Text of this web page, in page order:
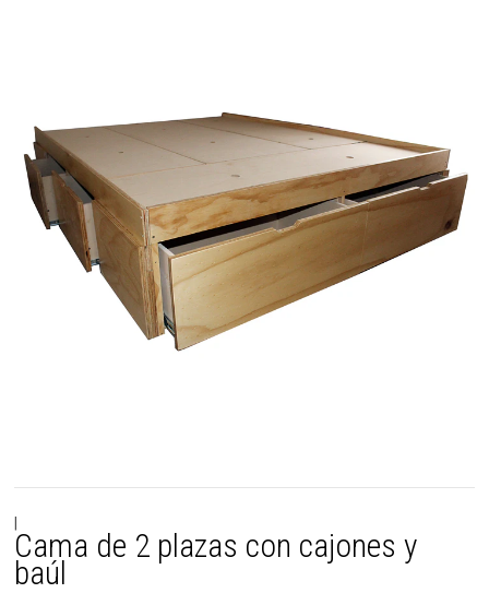
Cama de 2 plazas con cajones y
baúl